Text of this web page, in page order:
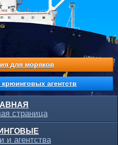
для моряков
агентств
страница
и агентства